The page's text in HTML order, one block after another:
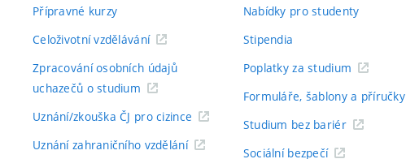
Přípravné kurzy
Celoživotní vzdělávání
Zpracování osobních údajů
uchazečů o studium
Uznání/zkouška ČJ pro cizince
Uznání zahraničního vzdělání
Nabídky pro studenty
Stipendia
Poplatky za studium
Formuláře, šablony a příručky
Studium bez bariér
Sociální bezpečí